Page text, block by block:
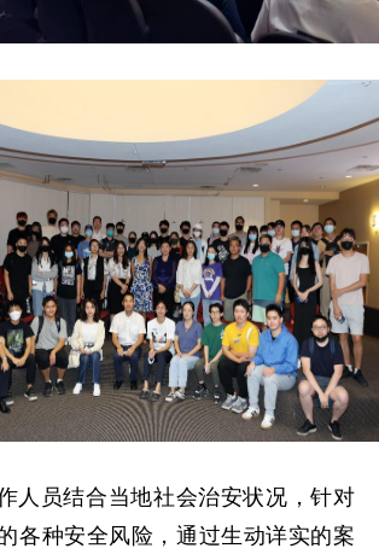
人员结合当地社会治安状况，针对
各种安全风险，通过生动详实的案